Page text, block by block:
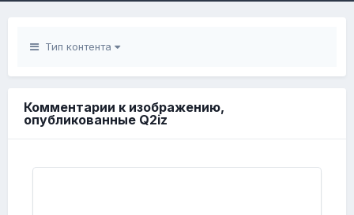
Тип контента
Комментарии к изображению,
опубликованные Q2iz